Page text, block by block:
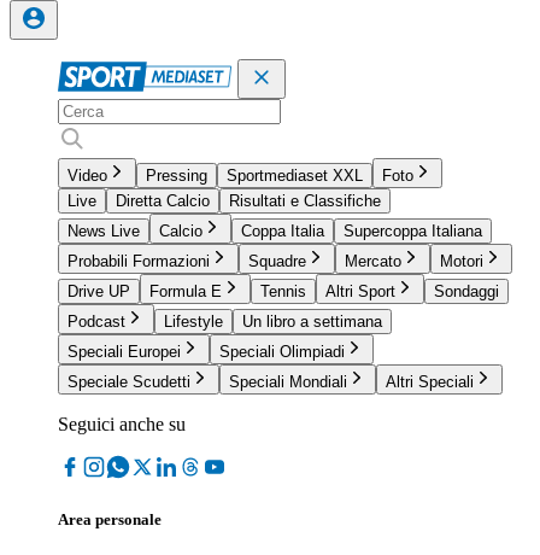
Video Pressing Sportmediaset XXL
Foto
Live
Diretta Calcio
Risultati e Classifiche
News Live
Calcio Coppa Italia
Supercoppa Italiana
Probabili Formazioni
Squadre Mercato
Motori
Drive UP
Formula E Tennis Altri Sport
Sondaggi
Podcast
Lifestyle
Un libro a settimana
Speciali Europei
Speciali Olimpiadi
Speciale Scudetti
Speciali Mondiali Altri Speciali
Seguici anche su
Area personale